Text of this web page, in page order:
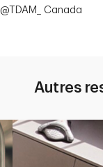
@TDAM_ Canada
Autres